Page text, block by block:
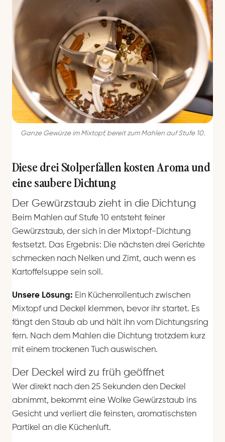
Ganze Gewürze im Mixtopf, bereit zum Mahlen auf Stufe 10.
Diese drei Stolperfallen kosten Aroma und
eine saubere Dichtung
Der Gewürzstaub zieht in die Dichtung
Beim Mahlen auf Stufe 10 entsteht feiner
Gewürzstaub, der sich in der Mixtopf-Dichtung
festsetzt. Das Ergebnis: Die nächsten drei Gerichte
schmecken nach Nelken und Zimt, auch wenn es
Kartoffelsuppe sein soll.
Unsere Lösung: Ein Küchenrollentuch zwischen
Mixtopf und Deckel klemmen, bevor ihr startet. Es
fängt den Staub ab und hält ihn vom Dichtungsring
fern. Nach dem Mahlen die Dichtung trotzdem kurz
mit einem trockenen Tuch auswischen.
Der Deckel wird zu früh geöffnet
Wer direkt nach den 25 Sekunden den Deckel
abnimmt, bekommt eine Wolke Gewürzstaub ins
Gesicht und verliert die feinsten, aromatischsten
Partikel an die Küchenluft.